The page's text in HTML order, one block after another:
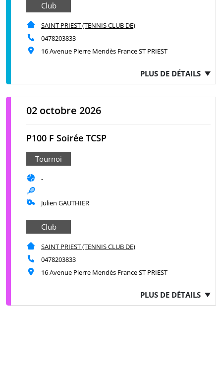
Club
SAINT PRIEST (TENNIS CLUB DE)
0478203833
16 Avenue Pierre Mendès France ST PRIEST
PLUS DE DÉTAILS
02 octobre 2026
P100 F Soirée TCSP
Tournoi
-
Julien GAUTHIER
Club
SAINT PRIEST (TENNIS CLUB DE)
0478203833
16 Avenue Pierre Mendès France ST PRIEST
PLUS DE DÉTAILS